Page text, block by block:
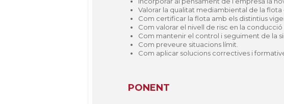
Valorar la qualitat mediambiental de la flota
Com certificar la flota amb els distintius
Com valorar el nivell de risc en la conducció
Com mantenir el control i seguiment de la
Com preveure situacions límit.
Com aplicar solucions correctives i
PONENT